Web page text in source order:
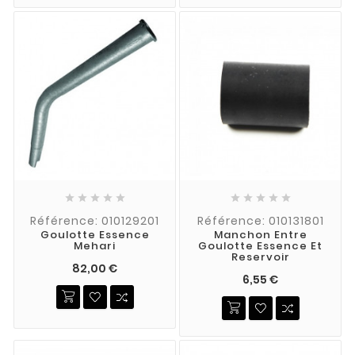
    
Référence: 010129201
Goulotte Essence
Mehari
82,00 €
    
Référence: 010131801
Manchon Entre
Goulotte Essence Et
Reservoir
6,55 €